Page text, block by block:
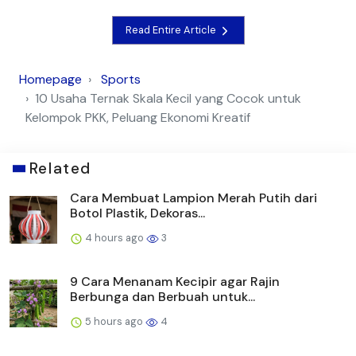
Read Entire Article
Homepage
Sports
10 Usaha Ternak Skala Kecil yang Cocok untuk
Kelompok PKK, Peluang Ekonomi Kreatif
Related
Cara Membuat Lampion Merah Putih dari
Botol Plastik, Dekoras...
4 hours ago 3
9 Cara Menanam Kecipir agar Rajin
Berbunga dan Berbuah untuk...
5 hours ago 4